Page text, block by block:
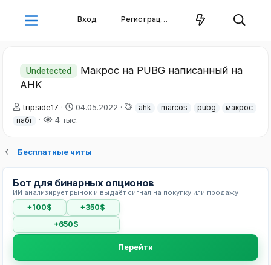
Вход Регистрация
Undetected
Макрос на PUBG написанный на
AHK
А
в
р
м
ы
tripside17
Д
а
н
а
л
04.05.2022
Тahk marcos pubg
макрос
пабг
4 тыс.
Бесплатные читы
Бот для бинарных опционов
ИИ анализирует рынок и выдаёт сигнал на покупку или продажу
+100$
+350$
+650$
Перейти